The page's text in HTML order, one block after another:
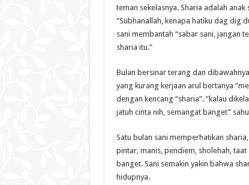
teman sekelasnya. Sharia adalah
“Subhanallah, kenapa hatiku dag dig
sani membantah “sabar sani, jangan
sharia itu.”
Bulan bersinar terang dan
yang kurang kerjaan arul bertanya
dengan kencang “sharia”. “kalau
jatuh cinta nih, semangat banget”
Satu bulan sani memperhatikan
pintar, manis, pendiem, sholehah,
banget. Sani semakin yakin bahwa
hidupnya.